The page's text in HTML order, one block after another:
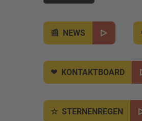
NEWS
KONTAKTBOARD
STERNENREGEN